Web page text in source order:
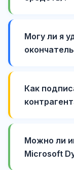
Могу ли я
Как
Можно ли
Microsoft